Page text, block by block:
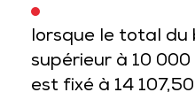
lorsque le total du
supérieur à 10
est fixé à 14